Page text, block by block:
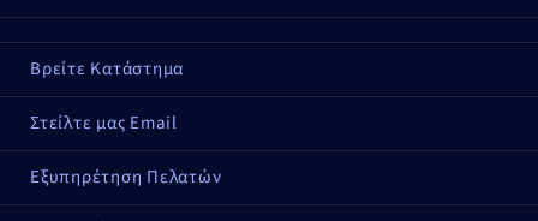
Βρείτε Κατάστημα
Στείλτε μας Email
Εξυπηρέτηση Πελατών